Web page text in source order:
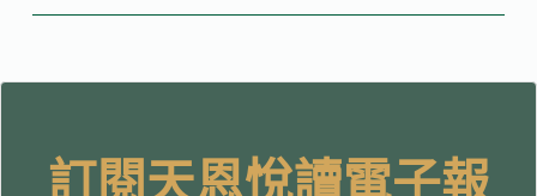
訂閱天恩悅讀電子報